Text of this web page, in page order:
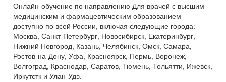
Онлайн-обучение по направлению Для врачей с высшим
медицинским и фармацевтическим образованием
доступно по всей России, включая следующие города:
Москва, Санкт-Петербург, Новосибирск, Екатеринбург,
Нижний Новгород, Казань, Челябинск, Омск, Самара,
Ростов-на-Дону, Уфа, Красноярск, Пермь, Воронеж,
Волгоград, Краснодар, Саратов, Тюмень, Тольятти, Ижевск,
Иркутстк и Улан-Удэ.